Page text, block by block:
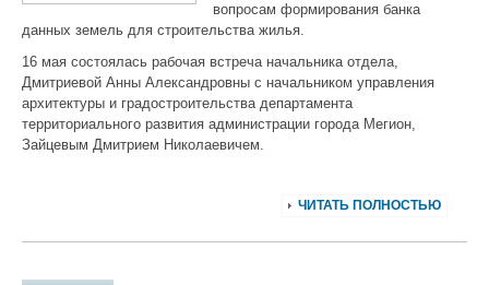
вопросам формирования банка
данных земель для строительства жилья.
16 мая состоялась рабочая встреча начальника отдела,
Дмитриевой Анны Александровны с начальником управления
архитектуры и градостроительства департамента
территориального развития администрации города Мегион,
Зайцевым Дмитрием Николаевичем.
ЧИТАТЬ ПОЛНОСТЬЮ